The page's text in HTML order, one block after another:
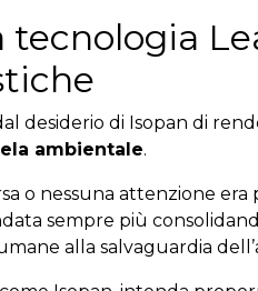
tecnologia
desiderio di Isopan di
ambientale.
o nessuna attenzione
sempre più
alla salvaguardia